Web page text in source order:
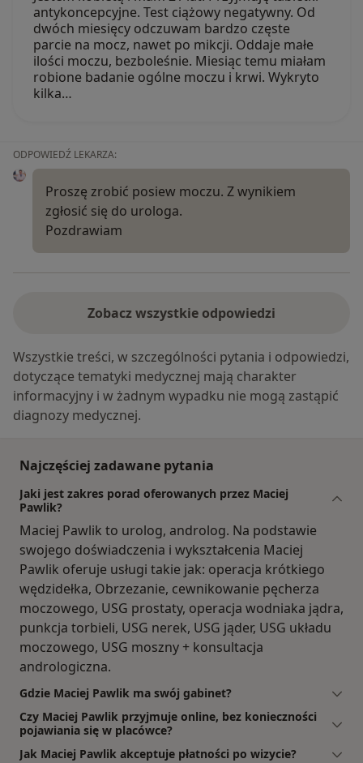
antykoncepcyjne. Test ciążowy negatywny. Od
dwóch miesięcy odczuwam bardzo częste
parcie na mocz, nawet po mikcji. Oddaje małe
ilości moczu, bezboleśnie. Miesiąc temu miałam
robione badanie ogólne moczu i krwi. Wykryto
kilka…
ODPOWIEDŹ LEKARZA:
Proszę zrobić posiew moczu. Z wynikiem
zgłosić się do urologa.
Pozdrawiam
Zobacz wszystkie odpowiedzi
Wszystkie treści, w szczególności pytania i odpowiedzi,
dotyczące tematyki medycznej mają charakter
informacyjny i w żadnym wypadku nie mogą zastąpić
diagnozy medycznej.
Najczęściej zadawane pytania
Jaki jest zakres porad oferowanych przez Maciej
Pawlik?
Maciej Pawlik to urolog, androlog. Na podstawie
swojego doświadczenia i wykształcenia Maciej
Pawlik oferuje usługi takie jak: operacja krótkiego
wędzidełka, Obrzezanie, cewnikowanie pęcherza
moczowego, USG prostaty, operacja wodniaka jądra,
punkcja torbieli, USG nerek, USG jąder, USG układu
moczowego, USG moszny + konsultacja
andrologiczna.
Gdzie Maciej Pawlik ma swój gabinet?
Czy Maciej Pawlik przyjmuje online, bez konieczności
pojawiania się w placówce?
Jak Maciej Pawlik akceptuje płatności po wizycie?